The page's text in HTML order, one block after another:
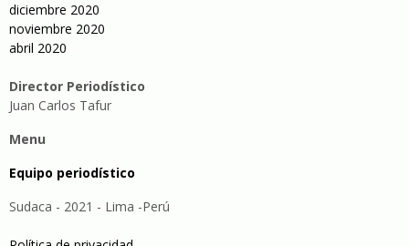
diciembre 2020
noviembre 2020
abril 2020
Director Periodístico
Juan Carlos Tafur
Menu
Equipo periodístico
Sudaca - 2021 - Lima -Perú